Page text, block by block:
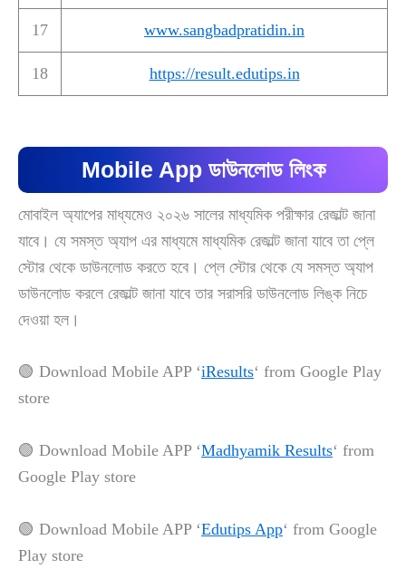
17 www.sangbadpratidin.in
18 https://result.edutips.in
Mobile App ডাউনলোড লিংক
মোবাইল অ্যাপের মাধ্যমেও ২০২৬ সালের মাধ্যমিক পরীক্ষার রেজাল্ট জানা
যাবে। যে সমস্ত অ্যাপ এর মাধ্যমে মাধ্যমিক রেজাল্ট জানা যাবে তা প্লে
স্টোর থেকে ডাউনলোড করতে হবে। প্লে স্টোর থেকে যে সমস্ত অ্যাপ
ডাউনলোড করলে রেজাল্ট জানা যাবে তার সরাসরি ডাউনলোড লিঙ্ক নিচে
দেওয়া হল।
🟢 Download Mobile APP ‘iResults‘ from Google Play
store
🟢 Download Mobile APP ‘Madhyamik Results‘ from
Google Play store
🟢 Download Mobile APP ‘Edutips App‘ from Google
Play store